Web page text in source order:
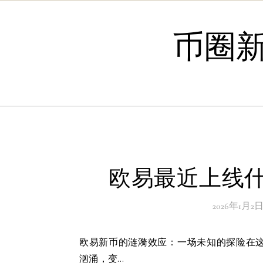
币圈
欧易最近上线
2026年1月2日
欧易新币的涟漪效应：一场未知的探险在这个信息爆炸的时代，数字货币市场如同一片广阔的海洋，波涛
汹涌，变…